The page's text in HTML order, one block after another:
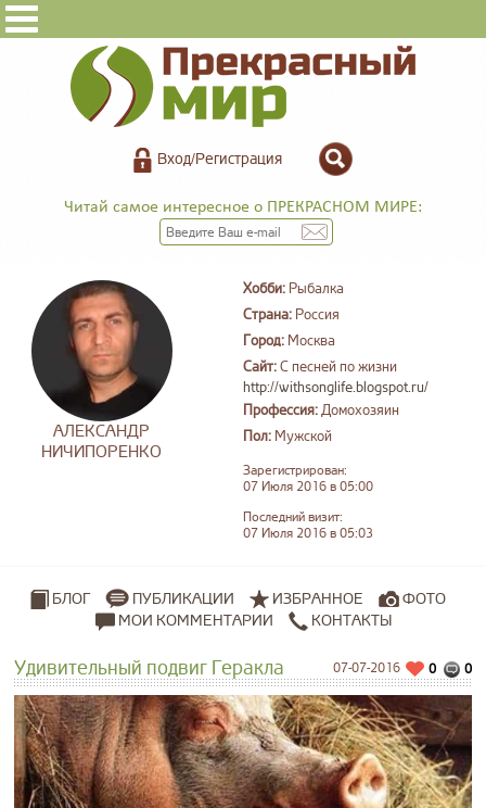
Вход/Регистрация
Читай самое интересное о ПРЕКРАСНОМ МИРЕ:
АЛЕКСАНДР
НИЧИПОРЕНКО
Хобби: Рыбалка
Страна: Россия
Город: Москва
Сайт:С песней по жизни
http://withsonglife.blogspot.ru/
Профессия:Домохозяин
Пол: Мужской
Зарегистрирован:
07 Июля 2016 в 05:00
Последний визит:
07 Июля 2016 в 05:03
БЛОГ ПУБЛИКАЦИИ ИЗБРАННОЕ
ФОТО
МОИ КОММЕНТАРИИ
КОНТАКТЫ
Удивительный подвиг Геракла 07-07-2016 0
0